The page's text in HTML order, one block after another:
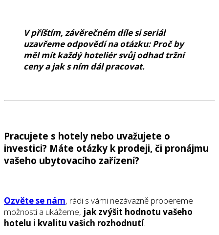
V příštím, závěrečném díle si seriál
uzavřeme odpovědí na otázku: Proč by
měl mít každý hoteliér svůj odhad tržní
ceny a jak s ním dál pracovat.
Pracujete s hotely nebo uvažujete o
investici? Máte otázky k prodeji, či pronájmu
vašeho ubytovacího zařízení?
Ozvěte se nám, rádi s vámi nezávazně probereme
možnosti a ukážeme, jak zvýšit hodnotu vašeho
hotelu i kvalitu vašich rozhodnutí.